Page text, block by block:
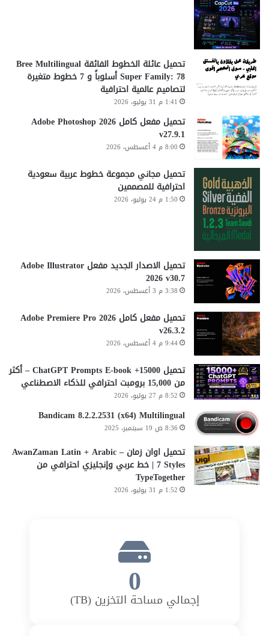
تحميل عائلة الخطوط الفائقة Bree Multilingual
Super Family: 78 أسلوباً و 7 خطوط متغيرة
لتصاميم عالمية احترافية
1:41 م 31 يوليو، 2026
تحميل مفعل كامل Adobe Photoshop 2026
v27.9.1
8:00 م 4 أغسطس، 2026
تحميل مجاني مجموعة خطوط عربية سعودية
احترافية للمصممين
1:50 م 24 يوليو، 2026
تحميل الاصدار الجديد مفعل Adobe Illustrator
2026 v30.7
3:38 م 3 أغسطس، 2026
تحميل مفعل كامل Adobe Premiere Pro 2026
v26.3.2
9:44 م 4 أغسطس، 2026
تحميل 15000+ ChatGPT Prompts E-book – أكثر
من 15,000 برومبت احترافي للذكاء الاصطناعي
8:52 م 27 يوليو، 2026
Bandicam 8.2.2.2531 (x64) Multilingual
8:36 ص 19 سبتمبر، 2025
تحميل اوان زمان AwanZaman Latin + Arabic –
7 Styles | خط عربي وإنجليزي احترافي من
TypeTogether
1:52 م 31 يوليو، 2026
0
إجمالي مساحة التخزين (TB)